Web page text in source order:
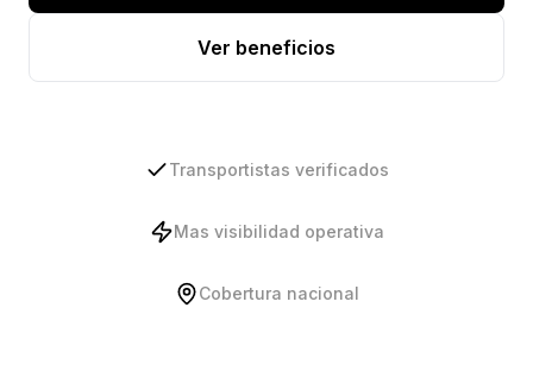
Ver beneficios
Transportistas verificados
Mas visibilidad operativa
Cobertura nacional